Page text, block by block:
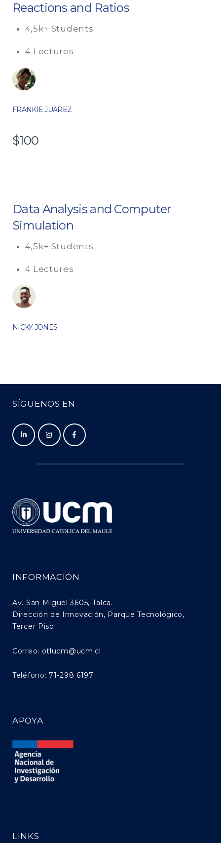
Reactions and Ratios
4,5k+ Students
4 Lectures
FRANKIE JUAREZ
$100
Data Analysis and Computer
Simulation
4,5k+ Students
4 Lectures
NICKY JONES
SÍGUENOS EN
INFORMACIÓN
Av. San Miguel 3605, Talca.
Dirección de Innovación, Parque Tecnológico,
Tercer Piso.
Correo: otlucm@ucm.cl
Teléfono: 71-298 6197
APOYA
LINKS